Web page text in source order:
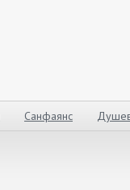
Санфаянс